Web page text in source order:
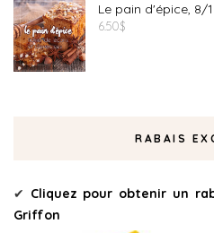
Le pain d'épice, 8/
6.50$
RABAIS
✔ Cliquez pour obtenir un
Griffon